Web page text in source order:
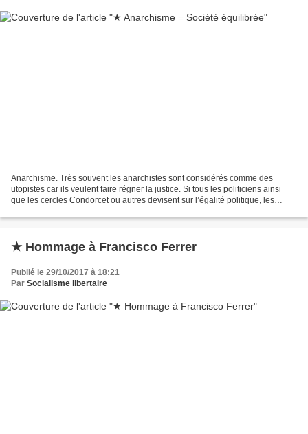
Anarchisme. Très souvent les anarchistes sont considérés comme des
utopistes car ils veulent faire régner la justice. Si tous les politiciens ainsi
que les cercles Condorcet ou autres devisent sur l’égalité politique, les
★ Hommage à Francisco Ferrer
Publié le 29/10/2017 à 18:21
Par Socialisme libertaire